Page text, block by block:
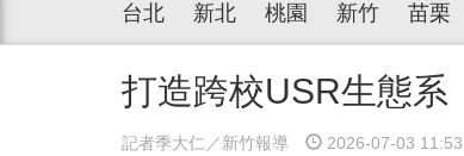
台北 新北 桃園 新竹 苗栗
打造跨校USR生態
記者季大仁／新竹報導 2026-07-03 11:53